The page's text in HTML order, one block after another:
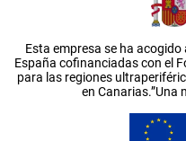
Esta empresa se ha
España cofinanciadas con el
para las regiones
en Canarias.”Una